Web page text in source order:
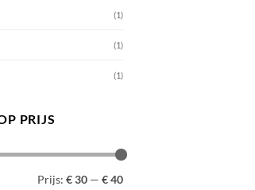
(1)
(1)
(1)
PRIJS
Prijs: € 30 — € 40